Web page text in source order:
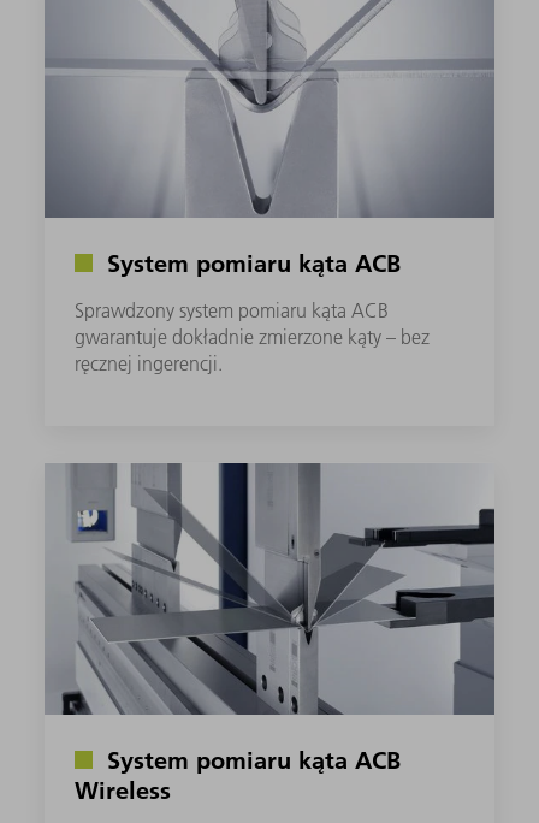
System pomiaru kąta ACB
Sprawdzony system pomiaru kąta ACB
gwarantuje dokładnie zmierzone kąty – bez
ręcznej ingerencji.
System pomiaru kąta ACB
Wireless